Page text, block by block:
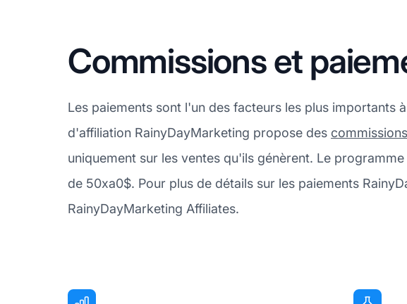
Commissions et
Les paiements sont l'un des facteurs les plus
d'affiliation RainyDayMarketing propose des commissions
uniquement sur les ventes qu'ils génèrent. Le
de 50xa0$. Pour plus de détails sur les paiements
RainyDayMarketing Affiliates.